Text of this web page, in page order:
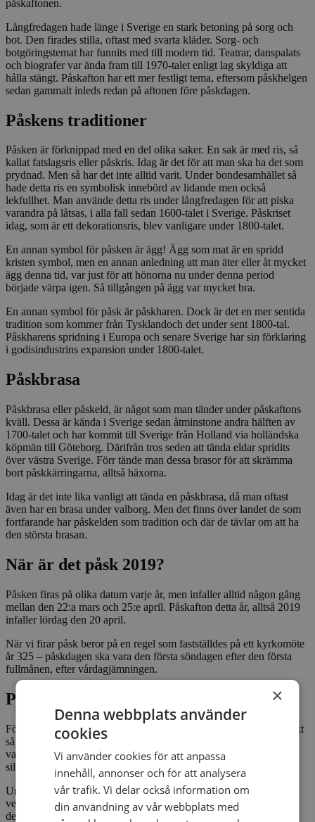
påskaftonen.
Långfredagen hade länge i Sverige en stark betoning på sorg och
bot. Den firades stilla, oftast med svarta kläder. Sorg- och
botgöringstemat har funnits med till modern tid. Teatrar, danspalats
och biografer var ända fram till 1970-talet enligt lag skyldiga att
hålla stängt. Påskafton har ett mer festligt tema, eftersom påskhelgen
sedan gammalt inleds redan på aftonen före påskdagen.
Påskens traditioner
Påsken är förknippad med en del olika saker. En sak är med ris, så
kallat fatslagsris eller påskris. Idag är det för att man ska ha det som
prydnad. Men så har det inte alltid varit. Under bondesamhället så
hade detta ris en symbolisk innebörd av lidande men också
lekfullhet. Man använde detta ris under långfredagen för att piska
varandra på låtsas, i alla fall sedan 1600-talet i Sverige. Påskriset
idag, som är ett dekorationsris, blev vanligare under 1800-talet.
En annan symbol för påsken är ägg! Ägg som mat är en spridd
kristen symbol, men en annan anledning att man äter eller åt mycket
ägg denna tid, var just för att hönorna nu under denna period
började värpa igen. Så tillgången på ägg var mycket bra.
En annan symbol för påsk är påskharen. Dock är det en mer sentida
tradition som kommer från Tysklandoch det under sent 1800-tal.
Påskharens spridning i Europa och senare Sverige har sin förklaring
i godisindustrins expansion under 1800-talet.
Påskbrasa
Påskbrasa eller påskeld, är något som man tänder under påskaftons
kväll. Dessa är kända i Sverige sedan åtminstone andra hälften av
1700-talet och har kommit till Sverige från Holland via holländska
köpmän till Göteborg. Därifrån tros seden att tända eldar spridits
över västra Sverige. Förr tände man dessa brasor för att skrämma
bort påskkärringarna, alltså häxorna.
Idag är det inte lika vanligt att tända en påskbrasa, då man oftast
även har en brasa under valborg. Men det finns över landet de som
fortfarande har påskelden som tradition och där de tävlar om att ha
den största brasan.
När är det påsk 2019?
Påsken firas på olika datum varje år, men infaller alltid någon gång
mellan den 22:a mars och 25:e april. Påskafton detta år, alltså 2019
infaller lördag den 20 april.
När vi firar påsk beror på en regel som fastställdes på ett kyrkomöte
år 325 – påskdagen ska vara den första söndagen efter den första
fullmånen, efter vårdagjämningen.
Påskmat
För många så är det så att påsk och mat de hör i hop. Det är faktiskt
så att att påsken är den näst största mathelgen efter julen. De
vanligaste maträtterna som man äter under denna helg är ägg, lax,
sill och lammstek.
Under påsk äter vi dubbelt så mycket ägg som under en normal
vecka. Sedan har man även äggen till annat, som att måla eller
dekorera dem.
×
Denna webbplats använder
cookies
Vi använder cookies för att anpassa
innehåll, annonser och för att analysera
vår trafik. Vi delar också information om
din användning av vår webbplats med